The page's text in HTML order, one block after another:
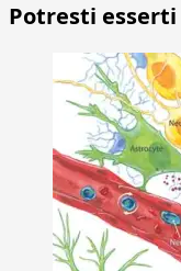
Potresti esserti